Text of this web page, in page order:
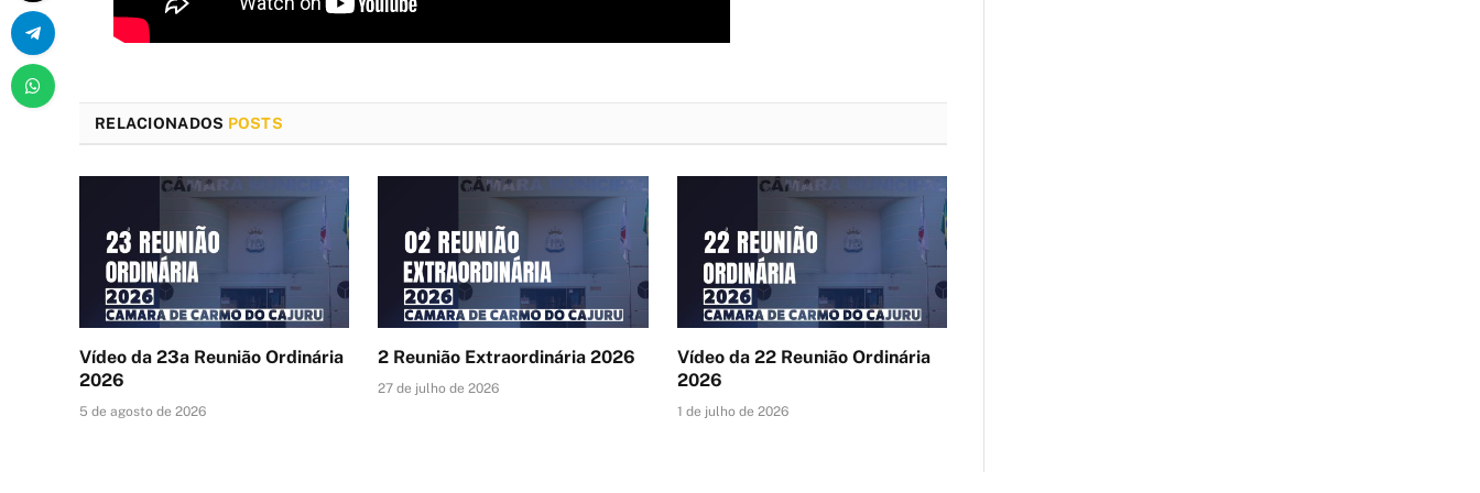
RELACIONADOS POSTS
Vídeo da 23a Reunião Ordinária
2026
5 de agosto de 2026
2 Reunião Extraordinária 2026
27 de julho de 2026
Vídeo da 22 Reunião Ordinária
2026
1 de julho de 2026